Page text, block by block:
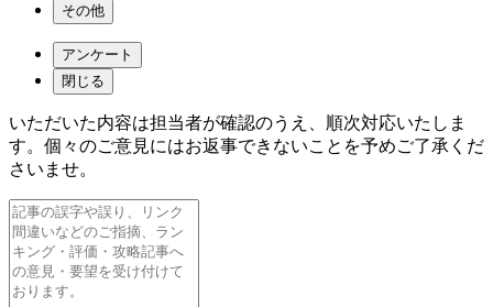
その他
アンケート
閉じる
いただいた内容は担当者が確認のうえ、順次対応いたしま
す。個々のご意見にはお返事できないことを予めご了承くだ
さいませ。